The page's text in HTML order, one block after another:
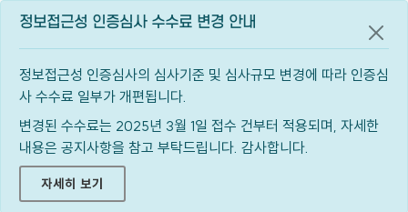
정보접근성 인증심사 수수료 변경 안내
정보접근성 인증심사의 심사기준 및 심사규모 변경에 따라 인증심
사 수수료 일부가 개편됩니다.
변경된 수수료는 2025년 3월 1일 접수 건부터 적용되며, 자세한
내용은 공지사항을 참고 부탁드립니다. 감사합니다.
자세히 보기
공지